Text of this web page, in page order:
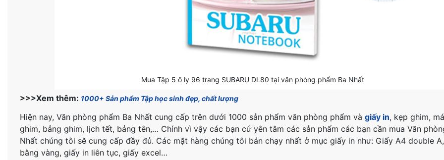
Mua Tập 5 ô ly 96 trang SUBARU DL80 tại văn phòng phẩm Ba Nhất
>>>Xem thêm: 1000+ Sản phẩm Tập học sinh đẹp, chất lượng
Hiện nay, Văn phòng phẩm Ba Nhất cung cấp trên dưới 1000 sản phẩm văn phòng phẩm và giấy in, kẹp ghim,
ghim, bảng ghim, lịch tết, bảng tên,… Chính vì vậy các bạn cứ yên tâm các sản phẩm các bạn cần mua Văn
Nhất chúng tôi sẽ cung cấp đầy đủ. Các mặt hàng chúng tôi bán chạy nhất ở mục giấy in như: Giấy A4 double
bằng vàng, giấy in liên tục, giấy excel…